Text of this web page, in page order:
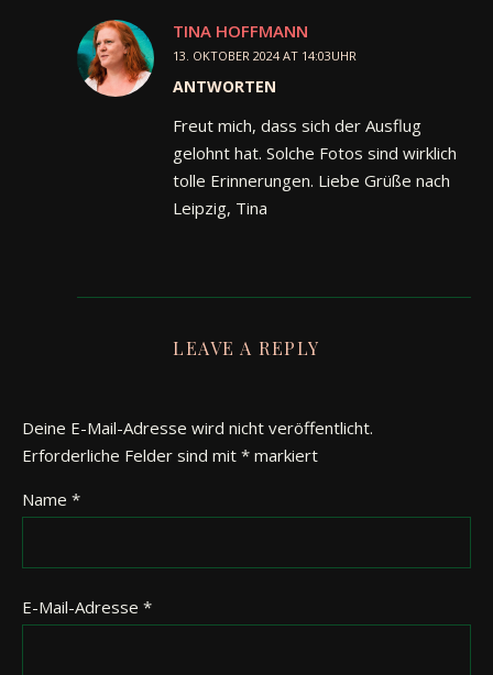
TINA HOFFMANN
13. OKTOBER 2024 AT 14:03UHR
ANTWORTEN
Freut mich, dass sich der Ausflug
gelohnt hat. Solche Fotos sind wirklich
tolle Erinnerungen. Liebe Grüße nach
Leipzig, Tina
LEAVE A REPLY
Deine E-Mail-Adresse wird nicht veröffentlicht.
Erforderliche Felder sind mit * markiert
Name *
E-Mail-Adresse *